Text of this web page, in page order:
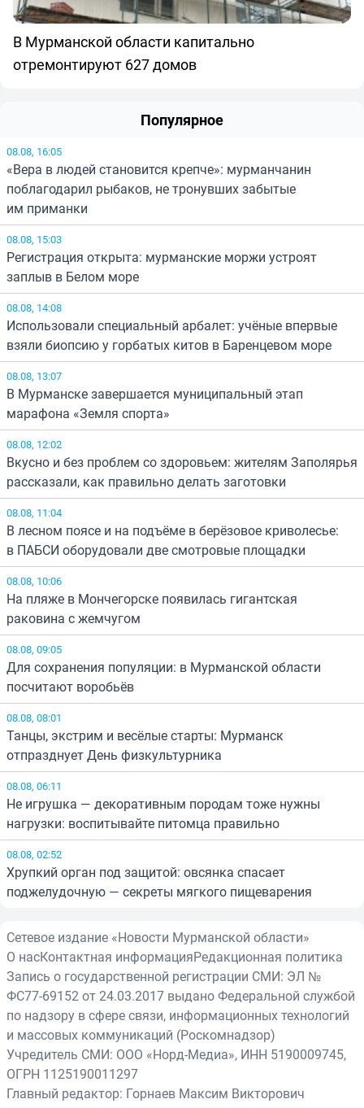
В Мурманской области капитально
отремонтируют 627 домов
Популярное
08.08, 16:05
«Вера в людей становится крепче»: мурманчанин
поблагодарил рыбаков, не тронувших забытые
им приманки
08.08, 15:03
Регистрация открыта: мурманские моржи устроят
заплыв в Белом море
08.08, 14:08
Использовали специальный арбалет: учёные впервые
взяли биопсию у горбатых китов в Баренцевом море
08.08, 13:07
В Мурманске завершается муниципальный этап
марафона «Земля спорта»
08.08, 12:02
Вкусно и без проблем со здоровьем: жителям Заполярья
рассказали, как правильно делать заготовки
08.08, 11:04
В лесном поясе и на подъёме в берёзовое криволесье:
в ПАБСИ оборудовали две смотровые площадки
08.08, 10:06
На пляже в Мончегорске появилась гигантская
раковина с жемчугом
08.08, 09:05
Для сохранения популяции: в Мурманской области
посчитают воробьёв
08.08, 08:01
Танцы, экстрим и весёлые старты: Мурманск
отпразднует День физкультурника
08.08, 06:11
Не игрушка — декоративным породам тоже нужны
нагрузки: воспитывайте питомца правильно
08.08, 02:52
Хрупкий орган под защитой: овсянка спасает
поджелудочную — секреты мягкого пищеварения
Сетевое издание «Новости Мурманской области»
О насКонтактная информацияРедакционная политика
Запись о государственной регистрации СМИ: ЭЛ №
ФС77-69152 от 24.03.2017 выдано Федеральной службой
по надзору в сфере связи, информационных технологий
и массовых коммуникаций (Роскомнадзор)
Учредитель СМИ: ООО «Норд-Медиа», ИНН 5190009745,
ОГРН 1125190011297
Главный редактор: Горнаев Максим Викторович